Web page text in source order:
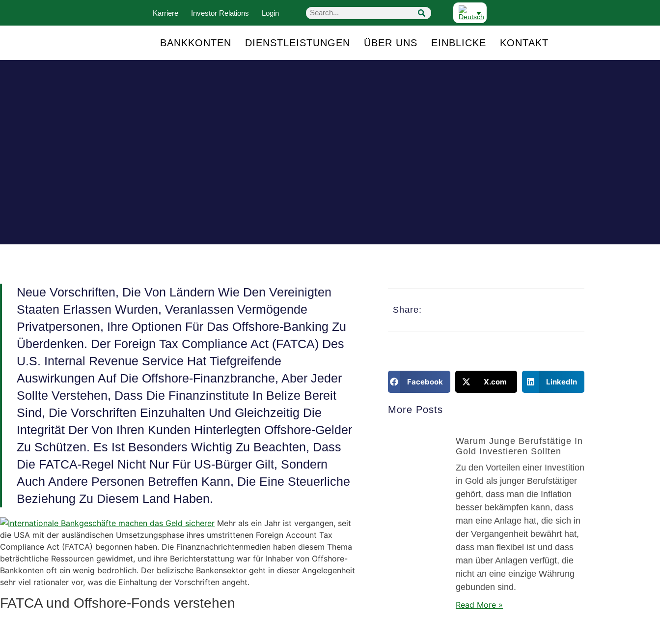
Karriere Investor Relations Login
BANKKONTEN DIENSTLEISTUNGEN ÜBER UNS EINBLICKE KONTAKT
Neue Vorschriften, Die Von Ländern Wie Den Vereinigten
Staaten Erlassen Wurden, Veranlassen Vermögende
Privatpersonen, Ihre Optionen Für Das Offshore-Banking Zu
Überdenken. Der Foreign Tax Compliance Act (FATCA) Des
U.S. Internal Revenue Service Hat Tiefgreifende
Auswirkungen Auf Die Offshore-Finanzbranche, Aber Jeder
Sollte Verstehen, Dass Die Finanzinstitute In Belize Bereit
Sind, Die Vorschriften Einzuhalten Und Gleichzeitig Die
Integrität Der Von Ihren Kunden Hinterlegten Offshore-Gelder
Zu Schützen. Es Ist Besonders Wichtig Zu Beachten, Dass
Die FATCA-Regel Nicht Nur Für US-Bürger Gilt, Sondern
Auch Andere Personen Betreffen Kann, Die Eine Steuerliche
Beziehung Zu Diesem Land Haben.
Mehr als ein Jahr ist vergangen, seit
die USA mit der ausländischen Umsetzungsphase ihres umstrittenen Foreign Account Tax
Compliance Act (FATCA) begonnen haben. Die Finanznachrichtenmedien haben diesem Thema
beträchtliche Ressourcen gewidmet, und ihre Berichterstattung war für Inhaber von Offshore-
Bankkonten oft ein wenig bedrohlich. Der belizische Bankensektor geht in dieser Angelegenheit
sehr viel rationaler vor, was die Einhaltung der Vorschriften angeht.
FATCA und Offshore-Fonds verstehen
Share:
Facebook X.com LinkedIn
More Posts
Warum Junge Berufstätige In
Gold Investieren Sollten
Zu den Vorteilen einer Investition
in Gold als junger Berufstätiger
gehört, dass man die Inflation
besser bekämpfen kann, dass
man eine Anlage hat, die sich in
der Vergangenheit bewährt hat,
dass man flexibel ist und dass
man über Anlagen verfügt, die
nicht an eine einzige Währung
gebunden sind.
Read More »